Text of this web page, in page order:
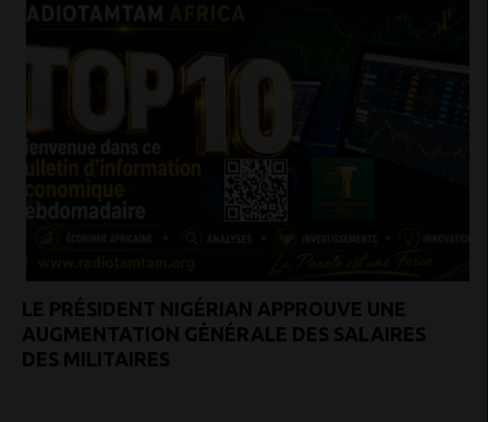
LE PRÉSIDENT NIGÉRIAN APPROUVE UNE
AUGMENTATION GÉNÉRALE DES SALAIRES
DES MILITAIRES